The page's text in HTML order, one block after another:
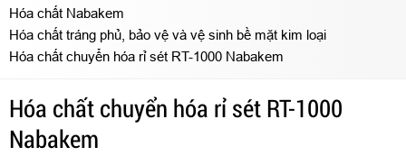
Hóa chất Nabakem
Hóa chất tráng phủ, bảo vệ và vệ sinh bề mặt kim loại
Hóa chất chuyển hóa rỉ sét RT-1000 Nabakem
Hóa chất chuyển hóa rỉ sét RT-1000
Nabakem